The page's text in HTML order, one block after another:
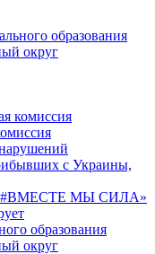
образования
округ
комиссия
с Украины,
«#ВМЕСТЕ МЫ СИЛА»
образования
округ